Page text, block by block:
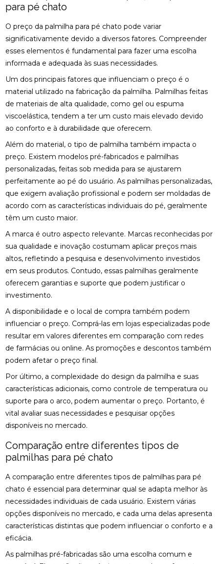
para pé chato
O preço da palmilha para pé chato pode variar
significativamente devido a diversos fatores. Compreender
esses elementos é fundamental para fazer uma escolha
informada e adequada às suas necessidades.
Um dos principais fatores que influenciam o preço é o
material utilizado na fabricação da palmilha. Palmilhas feitas
de materiais de alta qualidade, como gel ou espuma
viscoelástica, tendem a ter um custo mais elevado devido
ao conforto e à durabilidade que oferecem.
Além do material, o tipo de palmilha também impacta o
preço. Existem modelos pré-fabricados e palmilhas
personalizadas, feitas sob medida para se ajustarem
perfeitamente ao pé do usuário. As palmilhas personalizadas,
que exigem avaliação profissional e podem ser moldadas de
acordo com as características individuais do pé, geralmente
têm um custo maior.
A marca é outro aspecto relevante. Marcas reconhecidas por
sua qualidade e inovação costumam aplicar preços mais
altos, refletindo a pesquisa e desenvolvimento investidos
em seus produtos. Contudo, essas palmilhas geralmente
oferecem garantias e suporte que podem justificar o
investimento.
A disponibilidade e o local de compra também podem
influenciar o preço. Comprá-las em lojas especializadas pode
resultar em valores diferentes em comparação com redes
de farmácias ou online. As promoções e descontos também
podem afetar o preço final.
Por último, a complexidade do design da palmilha e suas
características adicionais, como controle de temperatura ou
suporte para o arco, podem aumentar o preço. Portanto, é
vital avaliar suas necessidades e pesquisar opções
disponíveis no mercado.
Comparação entre diferentes tipos de
palmilhas para pé chato
A comparação entre diferentes tipos de palmilhas para pé
chato é essencial para determinar qual se adapta melhor às
necessidades individuais de cada usuário. Existem várias
opções disponíveis no mercado, e cada uma delas apresenta
características distintas que podem influenciar o conforto e a
eficácia.
As palmilhas pré-fabricadas são uma escolha comum e
BENEFÍCIOS DA OSTEOPATIA PARA A COLUNA
BENEFÍCIOS DA OSTEOPATIA RJ PARA SUA SAÚDE
BENEFÍCIOS DA PALMILA ORTOPÉDICA PARA
BENEFÍCIOS DA PALMILHA PARA JOANETE QUE
VOCÊ PRECISA CONHECER
BENEFÍCIOS DA QUIROPRAXIA CERVICAL
BENEFÍCIOS DA QUIROPRAXIA CERVICAL PARA SUA
BENEFÍCIOS DA QUIROPRAXIA CERVICAL PARA SUA
SAÚDE: GUIA COMPLETO
COMPLETO
BENEFÍCIOS DA QUIROPRAXIA EM NITERÓI
BENEFÍCIOS DA QUIROPRAXIA NA FISIOTERAPIA
BENEFÍCIOS DA QUIROPRAXIA PARA A SAÚDE
BENEFÍCIOS DA QUIROPRAXIA PARA ALIVIAR O
NERVO CIÁTICO
BENEFÍCIOS DA QUIROPRAXIA PARA JOELHO E
COMO FUNCIONA
CIÁTICO
BENEFÍCIOS DA QUIROPRAXIA PARA SUA SAÚDE
BENEFÍCIOS DAS PALMILHAS PARA JOANETE
CLÍNICA DE OSTEOPATIA: COMO ESCOLHER A
MELHOR PARA SUAS NECESSIDADES
CLÍNICA DE QUIROPRAXIA PERTO DE MIM:
ENCONTRE ALÍVIO E BEM-ESTAR NA REGIÃO
CLÍNICA DE QUIROPRAXIA PERTO DE MIM:
ENCONTRE ALÍVIO E BEM-ESTAR NA SUA REGIÃO
CLÍNICA DE QUIROPRAXIA PERTO DE MIM:
ENCONTRE ALÍVIO E BEM-ESTAR PELA REGIÃO
LOCALIZE ALÍVIO E BEM-ESTAR NA SUA REGIÃO